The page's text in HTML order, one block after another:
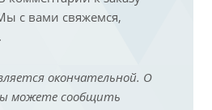
с вами свяжемся,
окончательной. О
можете сообщить